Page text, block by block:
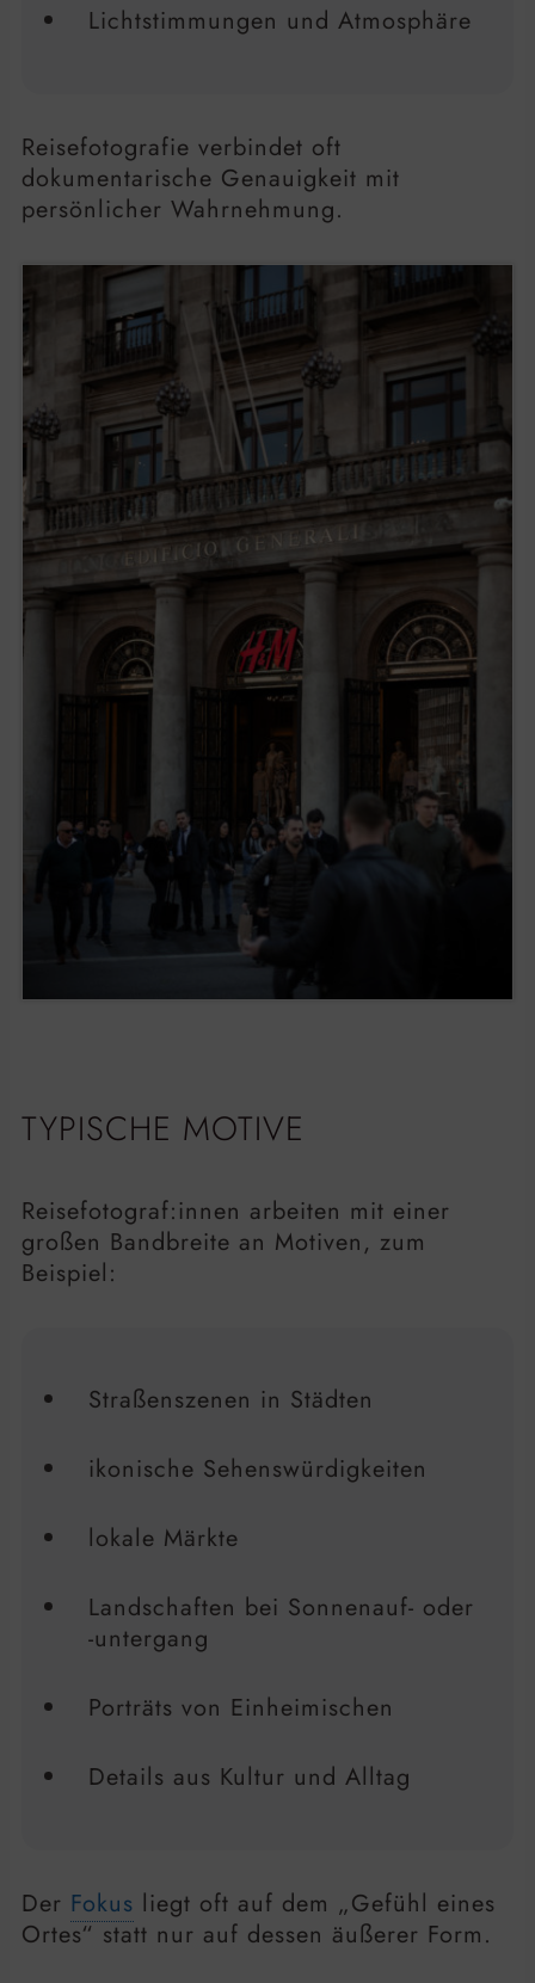
Lichtstimmungen und Atmosphäre
Reisefotografie verbindet oft
dokumentarische Genauigkeit mit
persönlicher Wahrnehmung.
TYPISCHE MOTIVE
Reisefotograf:innen arbeiten mit einer
großen Bandbreite an Motiven, zum
Beispiel:
Straßenszenen in Städten
ikonische Sehenswürdigkeiten
lokale Märkte
Landschaften bei Sonnenauf- oder
-untergang
Porträts von Einheimischen
Details aus Kultur und Alltag
Der Fokus liegt oft auf dem „Gefühl eines
Ortes“ statt nur auf dessen äußerer Form.